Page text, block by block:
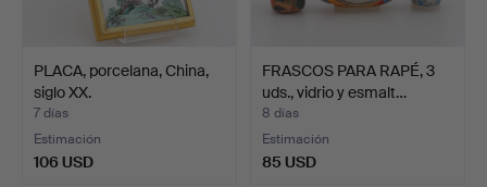
PLACA, porcelana, China,
siglo XX.
7 días
Estimación
106 USD
FRASCOS PARA RAPÉ, 3
uds., vidrio y esmalt…
8 días
Estimación
85 USD